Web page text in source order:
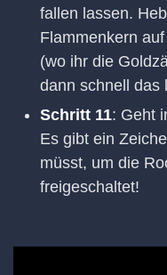
fallen lassen.
Flammenkern
(wo ihr die
dann schnell das
Schritt 11: Geht
Es gibt ein
müsst, um die
freigeschaltet!